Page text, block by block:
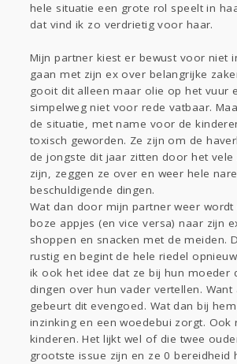
hele situatie een grote rol speelt in
dat vind ik zo verdrietig voor haar.
Mijn partner kiest er bewust voor niet
gaan met zijn ex over belangrijke
gooit dit alleen maar olie op het vuur
simpelweg niet voor rede vatbaar.
de situatie, met name voor de
toxisch geworden. Ze zijn om de
de jongste dit jaar zitten door het
zijn, zeggen ze over en weer hele
beschuldigende dingen.
Wat dan door mijn partner weer
boze appjes (en vice versa) naar zijn
shoppen en snacken met de meiden.
rustig en begint de hele riedel
ik ook het idee dat ze bij hun moeder
dingen over hun vader vertellen. Want
gebeurt dit evengoed. Wat dan bij
inzinking en een woedebui zorgt. Ook
kinderen. Het lijkt wel of die twee
grootste issue zijn en ze 0 bereidheid